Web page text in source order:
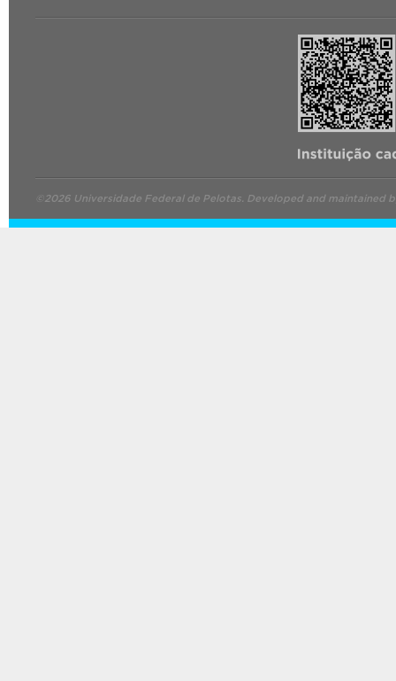
©2026 Universidade Federal de Pelotas. Developed and maintained